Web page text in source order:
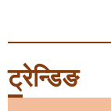
ट्रेन्डिङ